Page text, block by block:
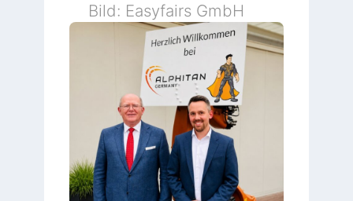
Bild: Easyfairs GmbH